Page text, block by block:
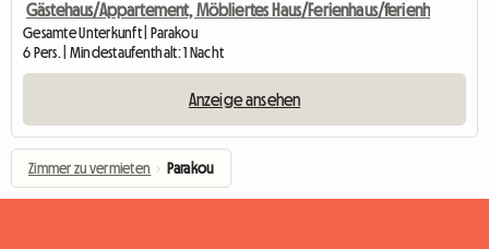
Gästehaus/Appartement, Möbliertes Haus/Ferienhaus/ferienh
Gesamte Unterkunft | Parakou
6 Pers. | Mindestaufenthalt: 1 Nacht
Anzeige ansehen
Zimmer zu vermieten › Parakou